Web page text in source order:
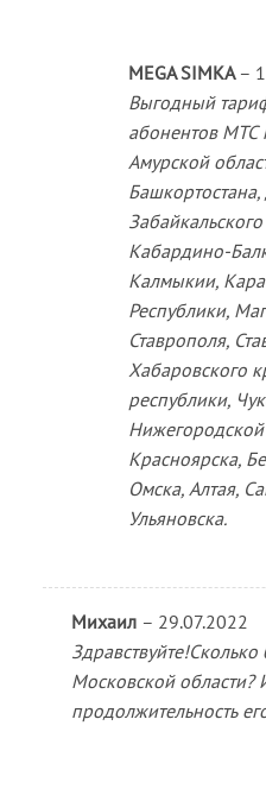
MEGA SIMKA –
Выгодный
абонентов МТС
Амурской
Башкортостана,
Кабардино-
Калмыкии,
Республики,
Ставрополя,
Хабаровского
республики,
Нижегородской
Красноярска,
Омска, Алтая,
Ульяновска.
Михаил – 29.07.2022
Здравствуйте!Сколько
Московской области?
продолжительность